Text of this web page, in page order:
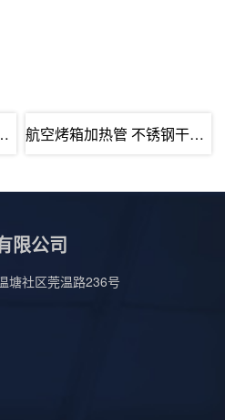
热管 不锈钢··· 航空烤箱加热管 不锈钢干烧型发热管 耐高···
限公司
塘社区莞温路236号